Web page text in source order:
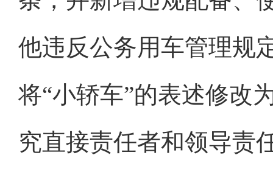
他违反公务用车管理规
将“小轿车”的表述修改
究直接责任者和领导责